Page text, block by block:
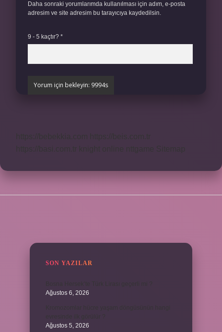
Daha sonraki yorumlarımda kullanılması için adım, e-posta
adresim ve site adresim bu tarayıcıya kaydedilsin.
9 - 5 kaçtır? *
SON YAZILAR
Ağustos 6, 2026
Ağustos 5, 2026